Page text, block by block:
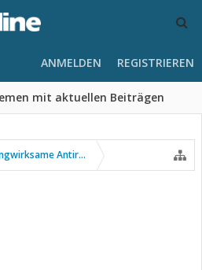
mit aktuellen Beiträgen
ANMELDEN REGISTRIEREN
Antirheumatika